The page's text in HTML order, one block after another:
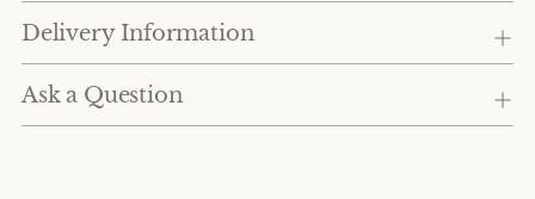
Delivery Information
Ask a Question